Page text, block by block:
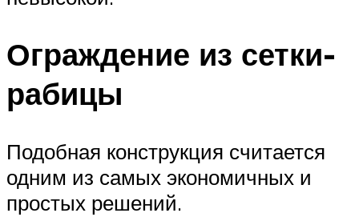
Ограждение из сетки-
рабицы
Подобная конструкция считается
одним из самых экономичных и
простых решений.